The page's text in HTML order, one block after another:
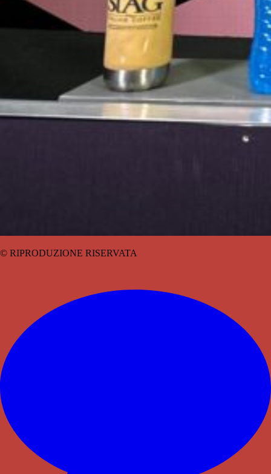
© RIPRODUZIONE RISERVATA